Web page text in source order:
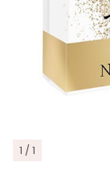
1 / 1